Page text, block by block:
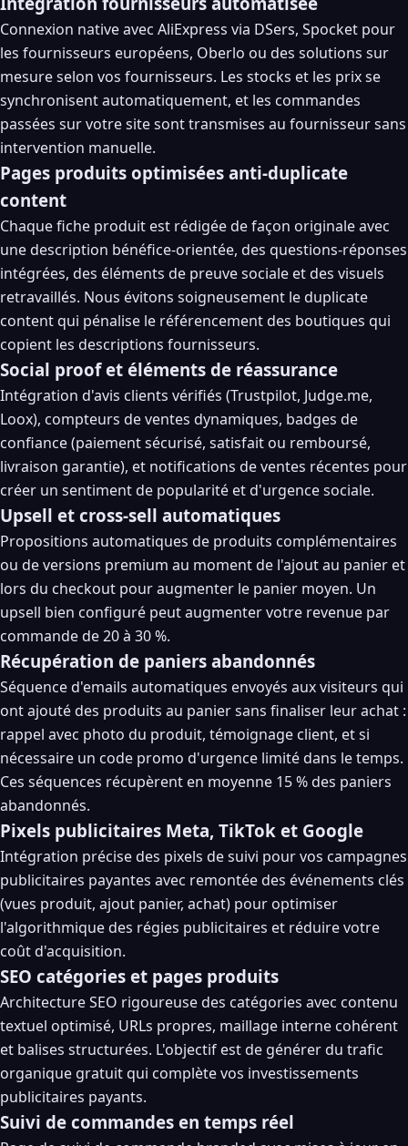
Connexion native avec AliExpress via DSers, Spocket pour
les fournisseurs européens, Oberlo ou des solutions sur
mesure selon vos fournisseurs. Les stocks et les prix se
synchronisent automatiquement, et les commandes
passées sur votre site sont transmises au fournisseur sans
intervention manuelle.
Pages produits optimisées anti-duplicate
content
Chaque fiche produit est rédigée de façon originale avec
une description bénéfice-orientée, des questions-réponses
intégrées, des éléments de preuve sociale et des visuels
retravaillés. Nous évitons soigneusement le duplicate
content qui pénalise le référencement des boutiques qui
copient les descriptions fournisseurs.
Social proof et éléments de réassurance
Intégration d'avis clients vérifiés (Trustpilot, Judge.me,
Loox), compteurs de ventes dynamiques, badges de
confiance (paiement sécurisé, satisfait ou remboursé,
livraison garantie), et notifications de ventes récentes pour
créer un sentiment de popularité et d'urgence sociale.
Upsell et cross-sell automatiques
Propositions automatiques de produits complémentaires
ou de versions premium au moment de l'ajout au panier et
lors du checkout pour augmenter le panier moyen. Un
upsell bien configuré peut augmenter votre revenue par
commande de 20 à 30 %.
Récupération de paniers abandonnés
Séquence d'emails automatiques envoyés aux visiteurs qui
ont ajouté des produits au panier sans finaliser leur achat :
rappel avec photo du produit, témoignage client, et si
nécessaire un code promo d'urgence limité dans le temps.
Ces séquences récupèrent en moyenne 15 % des paniers
abandonnés.
Pixels publicitaires Meta, TikTok et Google
Intégration précise des pixels de suivi pour vos campagnes
publicitaires payantes avec remontée des événements clés
(vues produit, ajout panier, achat) pour optimiser
l'algorithmique des régies publicitaires et réduire votre
coût d'acquisition.
SEO catégories et pages produits
Architecture SEO rigoureuse des catégories avec contenu
textuel optimisé, URLs propres, maillage interne cohérent
et balises structurées. L'objectif est de générer du trafic
organique gratuit qui complète vos investissements
publicitaires payants.
Suivi de commandes en temps réel